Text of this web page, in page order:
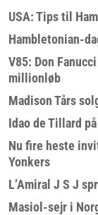
USA: Tips til
Hambletonian-
V85: Don
millionløb
Madison Tårs
Idao de Tillard
Nu fire heste
Yonkers
L’Amiral J S J
Masiol-sejr i